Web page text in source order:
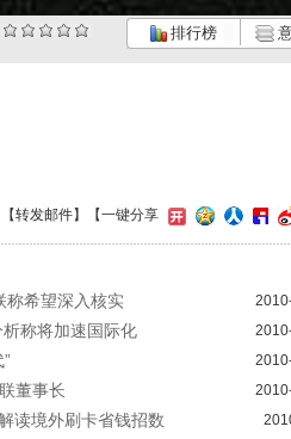
排行榜
转发邮件】 【一键分享
称希望深入核实
称将加速国际化
董事长
读境外刷卡省钱招数